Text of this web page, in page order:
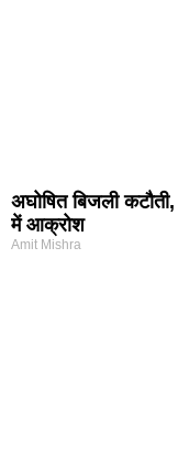
अघोषित बिजली
में आक्रोश
Amit Mishra